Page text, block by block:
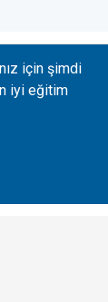
için şimdi
iyi eğitim